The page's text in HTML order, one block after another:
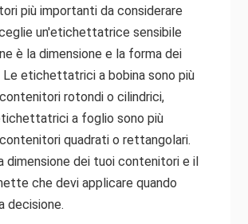
più importanti da considerare
un'etichettatrice sensibile
è la dimensione e la forma dei
etichettatrici a bobina sono più
rotondi o cilindrici,
a foglio sono più
quadrati o rettangolari.
dimensione dei tuoi contenitori e il
che devi applicare quando
decisione.